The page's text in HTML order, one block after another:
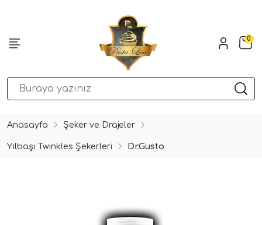
0
Anasayfa Şeker ve Drajeler
Yılbaşı Twinkles Şekerleri Dr.Gusto